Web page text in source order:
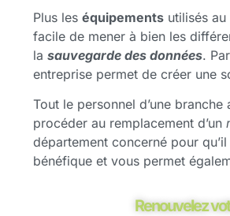
Plus les équipements utilisés
facile de mener à bien les
la sauvegarde des données.
entreprise permet de créer une
Tout le personnel d’une
procéder au remplacement d’un
département concerné pour
bénéfique et vous permet
Renouvelez